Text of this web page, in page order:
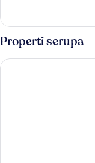
Business
Room
Properti serupa
Parkview Terrace Hotel